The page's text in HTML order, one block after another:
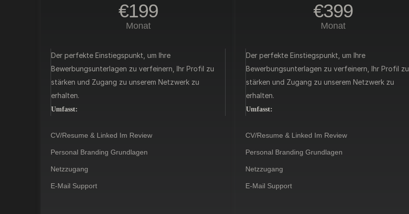
€199
Monat
Der perfekte Einstiegspunkt, um Ihre
Bewerbungsunterlagen zu verfeinern, Ihr Profil zu
stärken und Zugang zu unserem Netzwerk zu
erhalten.
Umfasst:
CV/Resume & Linked Im Review
Personal Branding Grundlagen
Netzzugang
E-Mail Support
€399
Monat
Der perfekte Einstiegspunkt, um Ihre
Bewerbungsunterlagen zu verfeinern, Ihr Profil zu
stärken und Zugang zu unserem Netzwerk zu
erhalten.
Umfasst:
CV/Resume & Linked Im Review
Personal Branding Grundlagen
Netzzugang
E-Mail Support